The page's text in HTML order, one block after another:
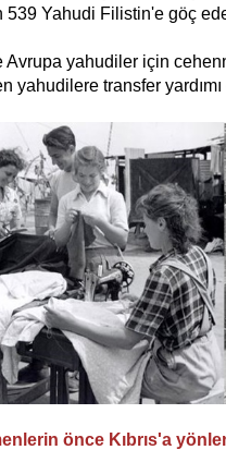
539 Yahudi Filistin'e göç
Avrupa yahudiler için
yahudilere transfer
önce Kıbrıs'a